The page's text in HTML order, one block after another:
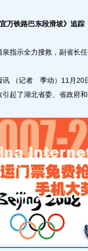
铁路巴东段滑坡》追踪
示全力搜救，副省长任
（记者 季动）11月20日
引起了湖北省委、省政府